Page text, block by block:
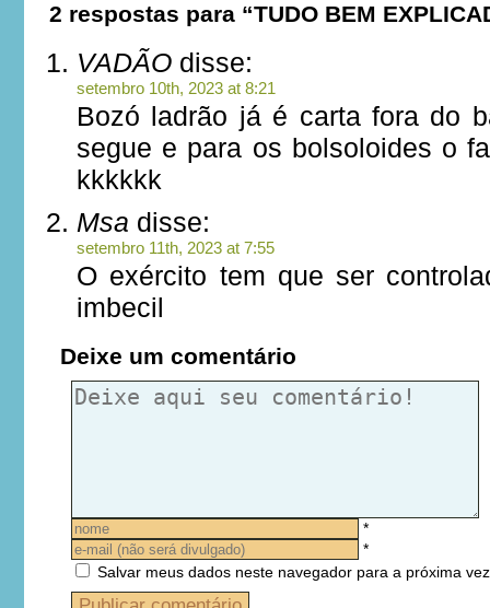
2 respostas para “TUDO BEM
VADÃO disse:
setembro 10th, 2023 at 8:21
Bozó ladrão já é carta fora do
segue e para os bolsoloides o
kkkkkk
Msa disse:
setembro 11th, 2023 at 7:55
O exército tem que ser
imbecil
Deixe um comentário
*
*
Salvar meus dados neste navegador para a próxima